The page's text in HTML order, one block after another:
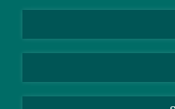
Kolloidchemie